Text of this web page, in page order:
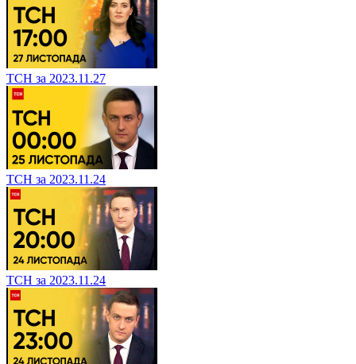
ТСН за 2023.11.27
ТСН за 2023.11.24
ТСН за 2023.11.24